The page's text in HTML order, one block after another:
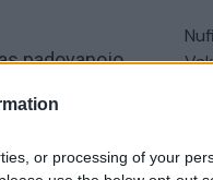
or processing of your
padovanojo
epizodų.
iš